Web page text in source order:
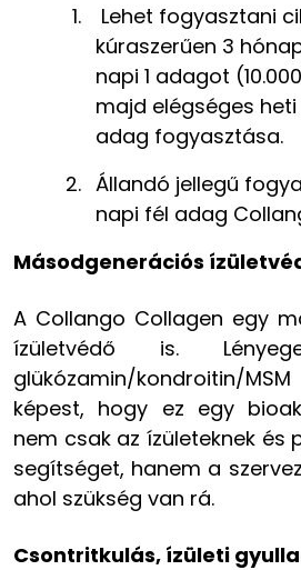
Lehet fogyasztani
kúraszerűen 3
napi 1 adagot
majd elégséges heti
adag fogyasztása.
Állandó jellegű
napi fél adag
Másodgenerációs
A Collango Collagen egy
ízületvédő is.
glükózamin/kondroitin/
képest, hogy ez egy
nem csak az ízületeknek és
segítséget, hanem a
ahol szükség van rá.
Csontritkulás, ízületi